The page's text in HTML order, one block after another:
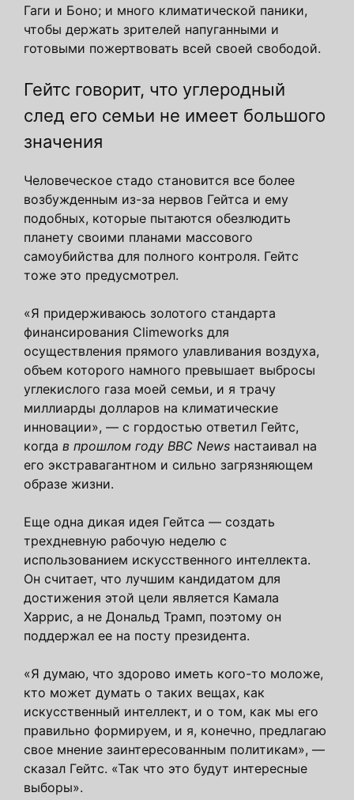
Гаги и Боно; и много климатической паники,
чтобы держать зрителей напуганными и
готовыми пожертвовать всей своей свободой.
Гейтс говорит, что углеродный
след его семьи не имеет большого
значения
Человеческое стадо становится все более
возбужденным из-за нервов Гейтса и ему
подобных, которые пытаются обезлюдить
планету своими планами массового
самоубийства для полного контроля. Гейтс
тоже это предусмотрел.
«Я придерживаюсь золотого стандарта
финансирования Climeworks для
осуществления прямого улавливания воздуха,
объем которого намного превышает выбросы
углекислого газа моей семьи, и я трачу
миллиарды долларов на климатические
инновации», — с гордостью ответил Гейтс,
когда в прошлом году BBC News настаивал на
его экстравагантном и сильно загрязняющем
образе жизни.
Еще одна дикая идея Гейтса — создать
трехдневную рабочую неделю с
использованием искусственного интеллекта.
Он считает, что лучшим кандидатом для
достижения этой цели является Камала
Харрис, а не Дональд Трамп, поэтому он
поддержал ее на посту президента.
«Я думаю, что здорово иметь кого-то моложе,
кто может думать о таких вещах, как
искусственный интеллект, и о том, как мы его
правильно формируем, и я, конечно, предлагаю
свое мнение заинтересованным политикам», —
сказал Гейтс. «Так что это будут интересные
выборы».